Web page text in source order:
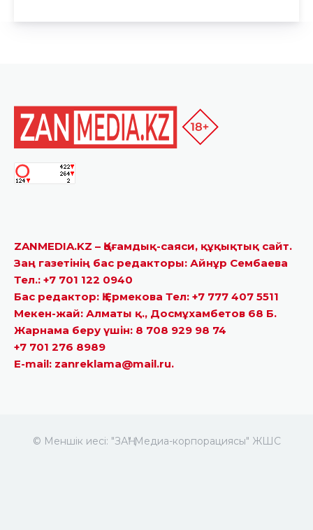
ZANMEDIA.KZ – Қоғамдық-саяси, құқықтық сайт.
Заң газетінің бас редакторы: Айнұр Сембаева
Тел.: +7 701 122 0940
Бас редактор: Қ.Ермекова Тел: +7 777 407 5511
Мекен-жай: Алматы қ., Досмұхамбетов 68 Б.
Жарнама беру үшін: 8 708 929 98 74
+7 701 276 8989
E-mail: zanreklama@mail.ru.
© Меншік иесі: "ЗАҢ" Медиа-корпорациясы" ЖШС